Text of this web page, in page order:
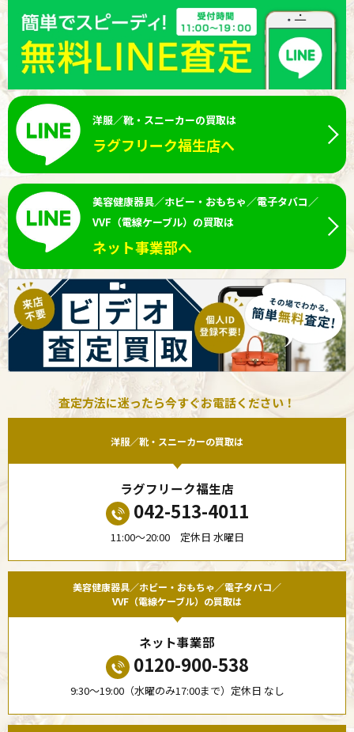
洋服／靴・スニーカーの買取は
ラグフリーク福生店へ
美容健康器具／ホビー・おもちゃ／電子タバコ／
VVF（電線ケーブル）の買取は
ネット事業部へ
査定方法に迷ったら今すぐお電話ください！
洋服／靴・スニーカーの買取は
ラグフリーク福生店
042-513-4011
11:00〜20:00 定休日 水曜日
美容健康器具／ホビー・おもちゃ／電子タバコ／
VVF（電線ケーブル）の買取は
ネット事業部
0120-900-538
9:30〜19:00（水曜のみ17:00まで）定休日 なし